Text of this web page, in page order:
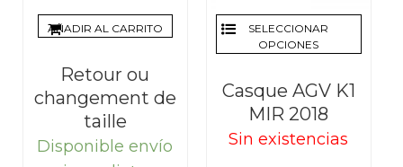
AÑADIR AL CARRITO
Retour ou
changement de
taille
Disponible envío
SELECCIONAR
OPCIONES
Casque AGV K1
MIR 2018
Sin existencias